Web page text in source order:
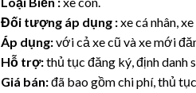
Đối tượng áp dụng :xe cá nhân,
Áp dụng:với cả xe cũ và xe mới
Hỗ trợ:thủ tục đăng ký, định danh
Giá bán:đã bao gồm chi phí, thủ